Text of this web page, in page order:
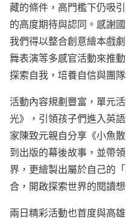
藏的條件，高門檻下仍吸
的高度期待與認同。感謝
我們得以整合創意繪本戲
舞表演等多感官活動來推
探索自我，培養自信與團隊
活動內容規劃豐富，單元
光》，引領孩子們進入英
家陳致元親自分享《小魚
到出版的幕後故事，並帶
界，更繪製出屬於自己的
合，開啟探索世界的閱讀想
兩日精彩活動也首度與高